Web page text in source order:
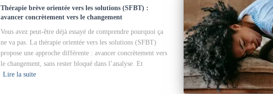
Thérapie brève orientée vers les solutions (SFBT) :
avancer concrètement vers le changement
Vous avez peut-être déjà essayé de comprendre pourquoi ça
ne va pas. La thérapie orientée vers les solutions (SFBT)
propose une approche différente : avancer concrètement vers
le changement, sans rester bloqué dans l’analyse. Et
Lire la suite